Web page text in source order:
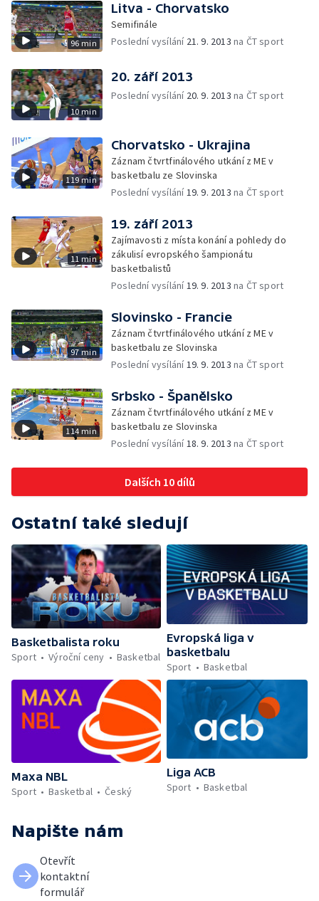
96 min
Litva - Chorvatsko
Semifinále
Poslední vysílání 21. 9. 2013 na ČT sport
10 min
20. září 2013
Poslední vysílání 20. 9. 2013 na ČT sport
119 min
Chorvatsko - Ukrajina
Záznam čtvrtfinálového utkání z ME v
basketbalu ze Slovinska
Poslední vysílání19. 9. 2013 na ČT sport
11 min
19. září 2013
Zajímavosti z místa konání a pohledy do
zákulisí evropského šampionátu
basketbalistů
Poslední vysílání19. 9. 2013 na ČT sport
97 min
Slovinsko - Francie
Záznam čtvrtfinálového utkání z ME v
basketbalu ze Slovinska
Poslední vysílání19. 9. 2013 na ČT sport
114 min
Srbsko - Španělsko
Záznam čtvrtfinálového utkání z ME v
basketbalu ze Slovinska
Poslední vysílání18. 9. 2013 na ČT sport
Dalších 10 dílů
Ostatní také sledují
Basketbalista roku
Sport
Výroční ceny Basketbal
Evropská liga v
basketbalu
Sport
Basketbal
Maxa NBL
Sport
Basketbal Český
Liga ACB
Sport
Basketbal
Napište nám
Otevřít
kontaktní
formulář